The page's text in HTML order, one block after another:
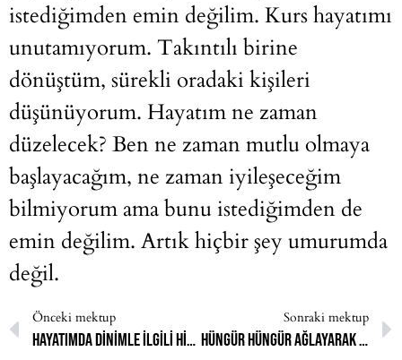
istediğimden emin değilim. Kurs hayatımı
unutamıyorum. Takıntılı birine
dönüştüm, sürekli oradaki kişileri
düşünüyorum. Hayatım ne zaman
düzelecek? Ben ne zaman mutlu olmaya
başlayacağım, ne zaman iyileşeceğim
bilmiyorum ama bunu istediğimden de
emin değilim. Artık hiçbir şey umurumda
değil.
Önceki mektup
Hayatımda dinimle ilgili hiçbir problemim yok eşcinsellik dışında
Sonraki mektup
hüngür hüngür ağlayarak zorla kapandım